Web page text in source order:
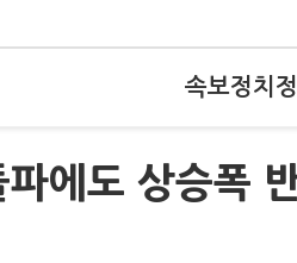
속보정치
에도 상승폭